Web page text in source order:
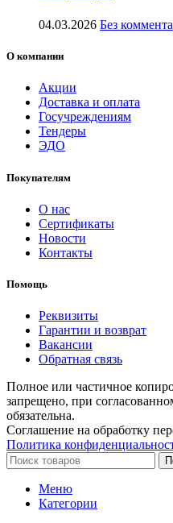
04.03.2026 Без
О компании
Акции
Доставка и оплата
Госучреждениям
Тендеры
ЭДО
Покупателям
О нас
Сертификаты
Новости
Контакты
Помощь
Реквизиты
Гарантии и возврат
Вакансии
Обратная связь
Полное или частичное
запрещено, при
обязательна.
Соглашение на обработку
Политика
Меню
Категории